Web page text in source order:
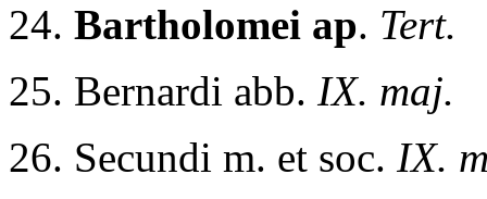
24. Bartholomei ap. Tert.
25. Bernardi abb. IX. maj.
26. Secundi m. et soc. IX.